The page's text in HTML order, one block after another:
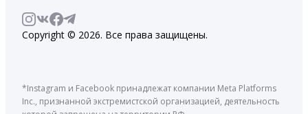
Copyright © 2026. Все права защищены.
*Instagram и Facebook принадлежат компании Meta Platforms
Inc., признанной экстремистской организацией, деятельность